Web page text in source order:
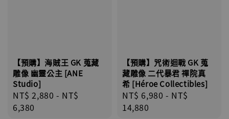
【預購】海賊王 GK 蒐藏
雕像 幽靈公主 [ANE
Studio]
Regular
price
NT$ 2,880 - NT$
6,380
【預購】咒術迴戰 GK 蒐
藏雕像 二代暴君 禪院真
希 [Héroe Collectibles]
Regular
price
NT$ 6,980 - NT$
14,880